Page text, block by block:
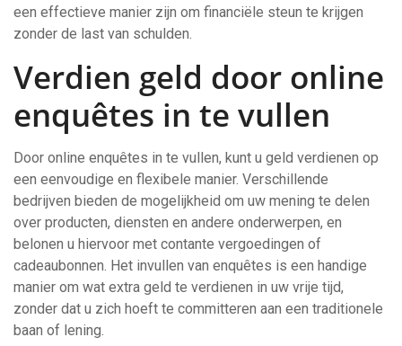
een effectieve manier zijn om financiële steun te krijgen
zonder de last van schulden.
Verdien geld door online
enquêtes in te vullen
Door online enquêtes in te vullen, kunt u geld verdienen op
een eenvoudige en flexibele manier. Verschillende
bedrijven bieden de mogelijkheid om uw mening te delen
over producten, diensten en andere onderwerpen, en
belonen u hiervoor met contante vergoedingen of
cadeaubonnen. Het invullen van enquêtes is een handige
manier om wat extra geld te verdienen in uw vrije tijd,
zonder dat u zich hoeft te committeren aan een traditionele
baan of lening.